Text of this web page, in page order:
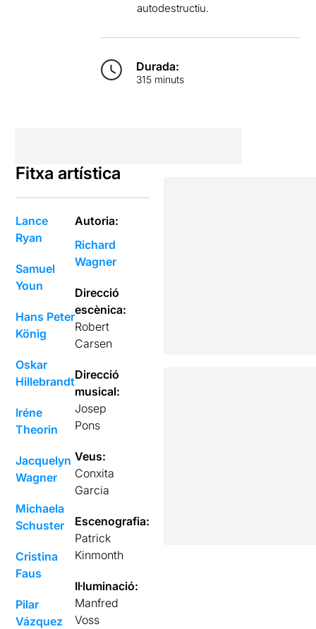
autodestructiu.
Durada:
315 minuts
Fitxa artística
Lance
Ryan
Samuel
Youn
Hans Peter
König
Oskar
Hillebrandt
Iréne
Theorin
Jacquelyn
Wagner
Michaela
Schuster
Cristina
Faus
Pilar
Vázquez
Autoria:
Richard
Wagner
Direcció
escènica:
Robert
Carsen
Direcció
musical:
Josep
Pons
Veus:
Conxita
Garcia
Escenografia:
Patrick
Kinmonth
Il·luminació:
Manfred
Voss